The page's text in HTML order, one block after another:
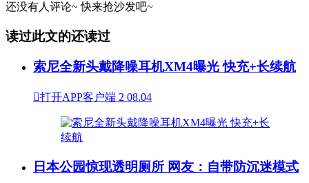
还没有人评论~ 快来抢沙发吧~
读过此文的还读过
索尼全新头戴降噪耳机XM4曝光 快充+长续航
打开APP客户端 2 08.04
日本公园惊现透明厕所 网友：自带防沉迷模式